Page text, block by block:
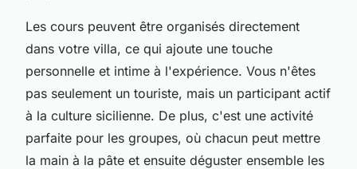
Les cours peuvent être organisés directement
dans votre villa, ce qui ajoute une touche
personnelle et intime à l'expérience. Vous n'êtes
pas seulement un touriste, mais un participant actif
à la culture sicilienne. De plus, c'est une activité
parfaite pour les groupes, où chacun peut mettre
la main à la pâte et ensuite déguster ensemble les